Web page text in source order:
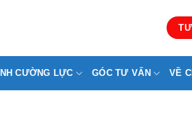
CƯỜNG LỰC GÓC TƯ VẤN VỀ